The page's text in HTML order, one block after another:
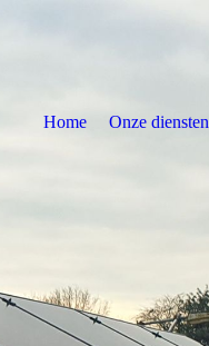
Home Onze diensten